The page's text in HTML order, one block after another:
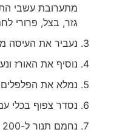
מתערובת עשבי
גזר, בצל, פרורי
נעביר את העיסה
נוסיף את האורז
נמלא את הפלפלים
נסדר צפוף בכלי
נחמם תנור ל-200 מעלות